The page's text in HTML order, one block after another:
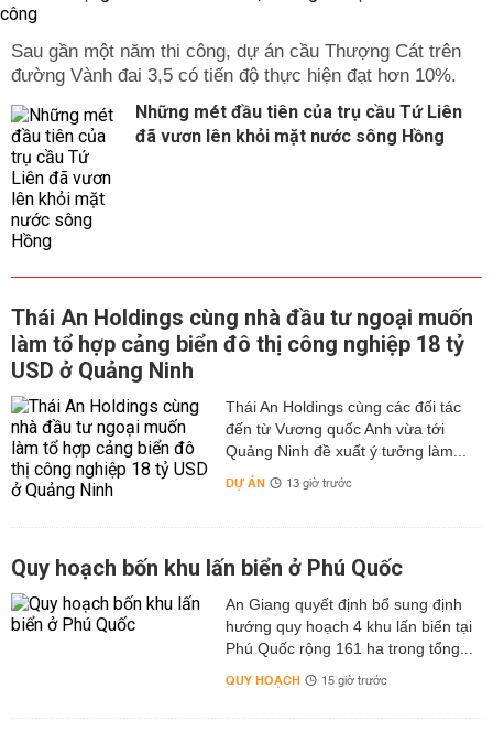
Sau gần một năm thi công, dự án cầu Thượng Cát trên
đường Vành đai 3,5 có tiến độ thực hiện đạt hơn 10%.
Những mét đầu tiên của trụ cầu Tứ Liên
đã vươn lên khỏi mặt nước sông Hồng
Thái An Holdings cùng nhà đầu tư ngoại muốn
làm tổ hợp cảng biển đô thị công nghiệp 18 tỷ
USD ở Quảng Ninh
Thái An Holdings cùng các đối tác
đến từ Vương quốc Anh vừa tới
Quảng Ninh đề xuất ý tưởng làm...
DỰ ÁN 13 giờ trước
Quy hoạch bốn khu lấn biển ở Phú Quốc
An Giang quyết định bổ sung định
hướng quy hoạch 4 khu lấn biển tại
Phú Quốc rộng 161 ha trong tổng...
QUY HOẠCH 15 giờ trước